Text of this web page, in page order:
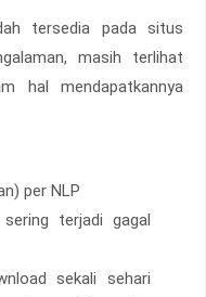
tersedia pada situs
masih terlihat
hal mendapatkannya
per NLP
terjadi gagal
sekali sehari